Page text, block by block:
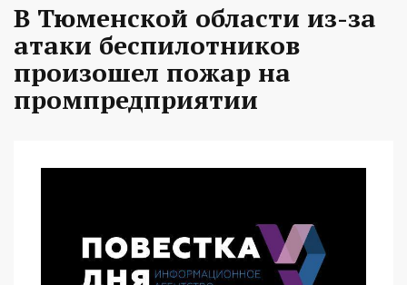
В Тюменской области из-за
атаки беспилотников
произошел пожар на
промпредприятии